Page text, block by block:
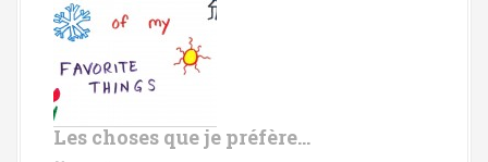
Les choses que je préfère…